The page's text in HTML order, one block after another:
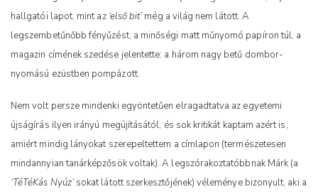
hallgatói lapot, mint az ‘első bit’ még a világ nem látott. A
legszembetűnőbb fényűzést, a minőségi matt műnyomó papíron túl, a
magazin címének szedése jelentette: a három nagy betű dombor-
nyomású ezüstben pompázott.
Nem volt persze mindenki egyöntetűen elragadtatva az egyetemi
újságírás ilyen irányú megújításától, és sok kritikát kaptam azért is,
amiért mindig lányokat szerepeltettem a címlapon (természetesen
mindannyian tanárképzősök voltak). A legszórakoztatóbbnak Márk (a
‘TéTéKás Nyúz’sokat látott szerkesztőjének) véleménye bizonyult, aki a